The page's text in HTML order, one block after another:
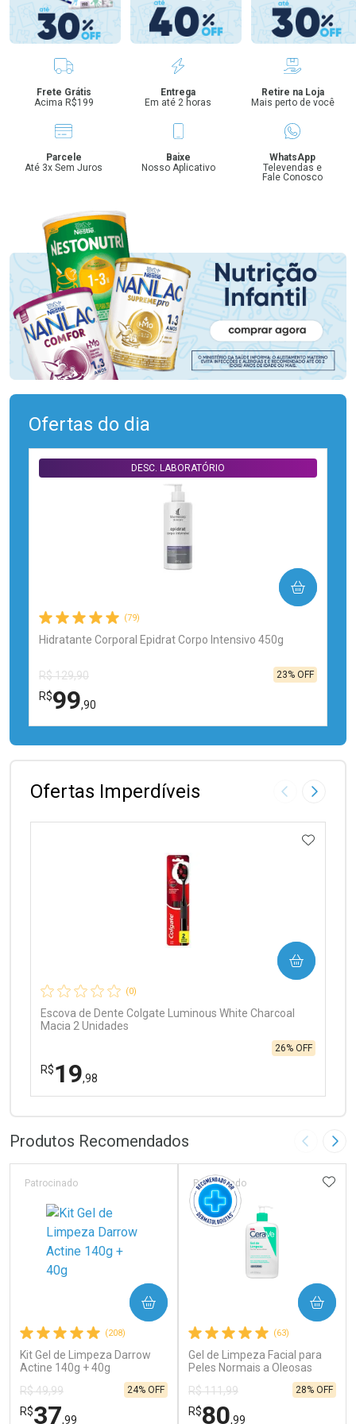
Benefícios
Frete Grátis
Acima R$199
Entrega
Em até 2 horas
Retire na Loja
Mais perto de você
Parcele
Até 3x Sem Juros
Baixe
Nosso Aplicativo
WhatsApp
Televendas e
Fale Conosco
Ofertas do dia
(79)
Hidratante Corporal Epidrat Corpo Intensivo 450g
DESC. LABORATÓRIO
R$ 129,90
R$99,90
23% OFF
COMPRAR
FECHAR
FECHAR
Ofertas Imperdíveis Imagem
(0)
Escova de Dente Colgate Luminous White Charcoal
Macia 2 Unidades
R$19,98
26% OFF
COMPRAR
Laboratório
Comprar sem Desconto
Por Menos
Comprar sem Desconto
Produtos Recomendados Imagem
(208)
Kit Gel de Limpeza Darrow
Actine 140g + 40g
Patrocinado
R$ 49,99
R$37,99
24% OFF
COMPRAR
(63)
Gel de Limpeza Facial para
Peles Normais a Oleosas
Patrocinado
R$ 111,99
R$80,99
28% OFF
COMPRAR